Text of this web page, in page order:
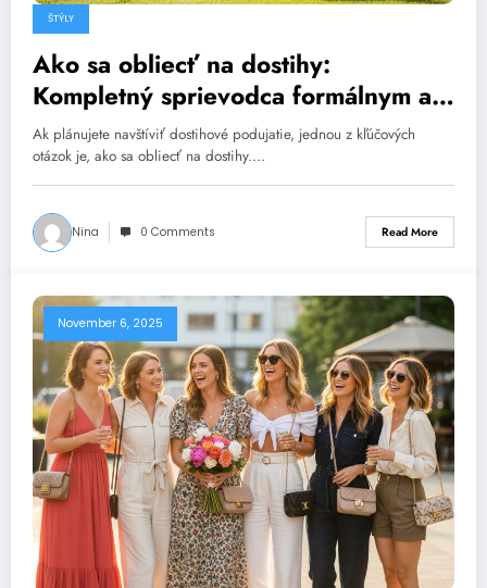
ŠTÝLY
Ako sa obliecť na dostihy:
Kompletný sprievodca formálnym a
elegantným outfitom
Ak plánujete navštíviť dostihové podujatie, jednou z kľúčových
otázok je, ako sa obliecť na dostihy.…
Nina 0 Comments Read More
November 6, 2025